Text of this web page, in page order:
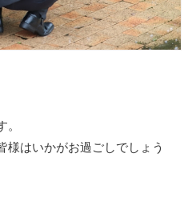
様はいかがお過ごしでしょう